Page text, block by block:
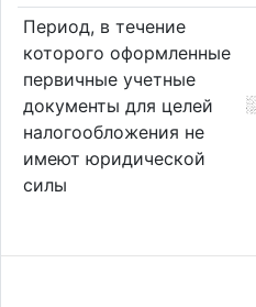
Период, в течение
которого оформленные
первичные учетные
документы для целей
налогообложения не
имеют юридической
силы